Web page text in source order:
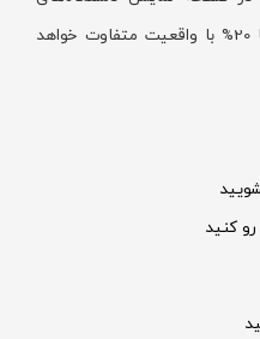
مختلف، رنگ محصولات در تصویر تا 20% با واقعیت متفاوت خواهد
کنید